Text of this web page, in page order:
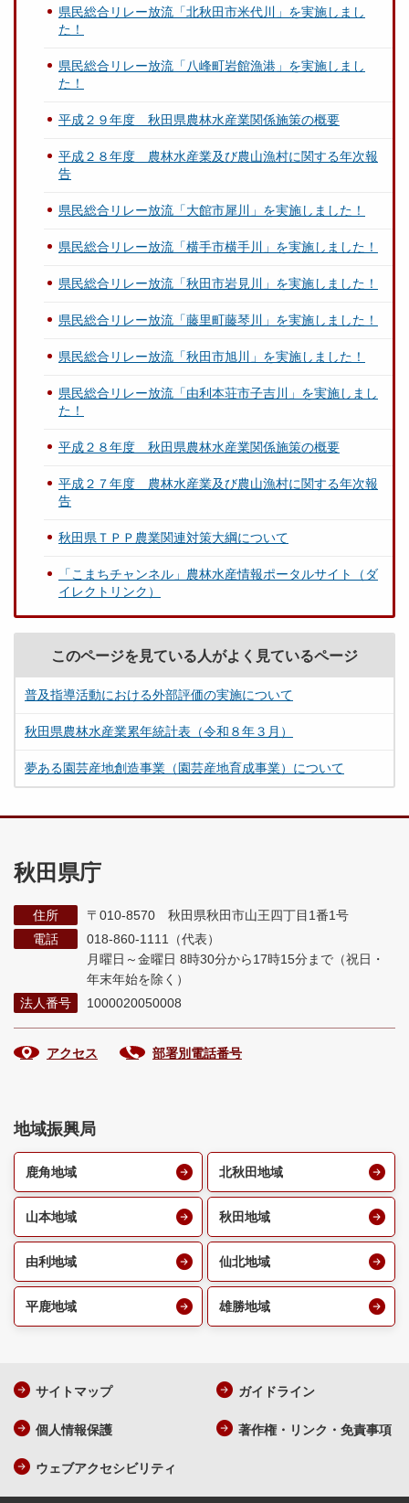
県民総合リレー放流「北秋田市米代川」を実施しまし
た！
県民総合リレー放流「八峰町岩館漁港」を実施しまし
た！
平成２９年度 秋田県農林水産業関係施策の概要
平成２８年度 農林水産業及び農山漁村に関する年次報
告
県民総合リレー放流「大館市犀川」を実施しました！
県民総合リレー放流「横手市横手川」を実施しました！
県民総合リレー放流「秋田市岩見川」を実施しました！
県民総合リレー放流「藤里町藤琴川」を実施しました！
県民総合リレー放流「秋田市旭川」を実施しました！
県民総合リレー放流「由利本荘市子吉川」を実施しまし
た！
平成２８年度 秋田県農林水産業関係施策の概要
平成２７年度 農林水産業及び農山漁村に関する年次報
告
秋田県ＴＰＰ農業関連対策大綱について
「こまちチャンネル」農林水産情報ポータルサイト（ダ
イレクトリンク）
このページを見ている人がよく見ているページ
普及指導活動における外部評価の実施について
秋田県農林水産業累年統計表（令和８年３月）
夢ある園芸産地創造事業（園芸産地育成事業）について
秋田県庁
住所
〒010-8570 秋田県秋田市山王四丁目1番1号
電話
018-860-1111（代表）
月曜日～金曜日 8時30分から17時15分まで （祝日・
年末年始を除く）
法人番号
1000020050008
アクセス 部署別電話番号
地域振興局
鹿角地域 北秋田地域
山本地域 秋田地域
由利地域 仙北地域
平鹿地域 雄勝地域
サイトマップ ガイドライン
個人情報保護 著作権・リンク・免責事項
ウェブアクセシビリティ